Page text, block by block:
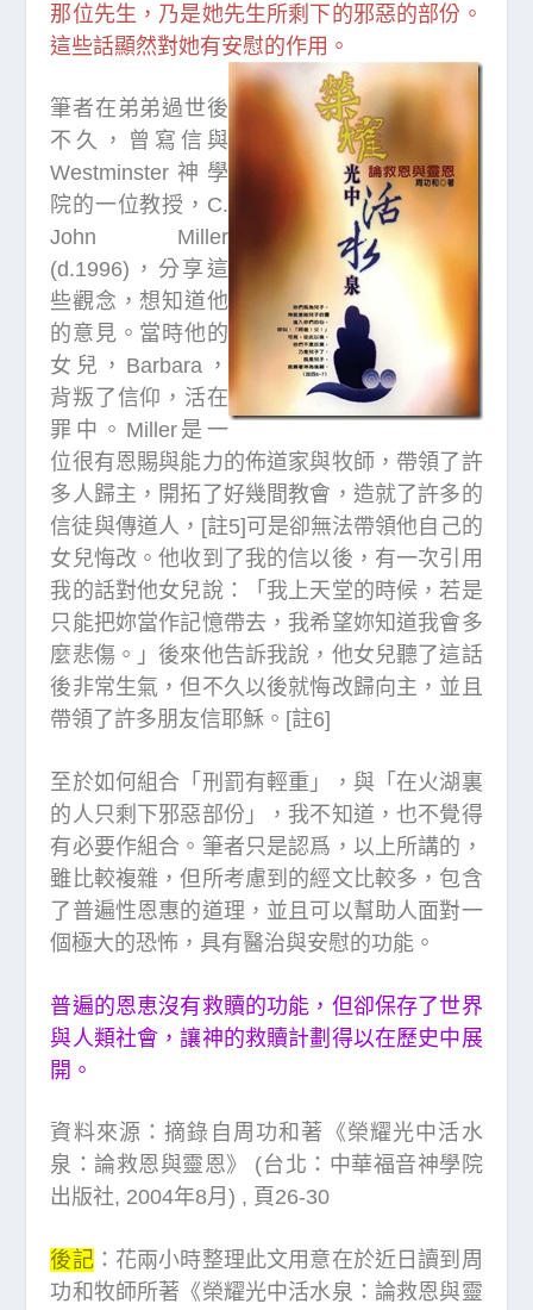
那位先生，乃是她先生所剩下的邪惡的部份。
這些話顯然對她有安慰的作用。
筆者在弟弟過世後
不久，曾寫信與
Westminster神學
院的一位教授，C.
John Miller
(d.1996)，分享這
些觀念，想知道他
的意見。當時他的
女兒，Barbara，
背叛了信仰，活在
罪中。Miller是一
位很有恩賜與能力的佈道家與牧師，帶領了許
多人歸主，開拓了好幾間教會，造就了許多的
信徒與傳道人，[註5]可是卻無法帶領他自己的
女兒悔改。他收到了我的信以後，有一次引用
我的話對他女兒說：「我上天堂的時候，若是
只能把妳當作記憶帶去，我希望妳知道我會多
麼悲傷。」後來他告訴我說，他女兒聽了這話
後非常生氣，但不久以後就悔改歸向主，並且
帶領了許多朋友信耶穌。[註6]
至於如何組合「刑罰有輕重」，與「在火湖裏
的人只剩下邪惡部份」，我不知道，也不覺得
有必要作組合。筆者只是認爲，以上所講的，
雖比較複雜，但所考慮到的經文比較多，包含
了普遍性恩惠的道理，並且可以幫助人面對一
個極大的恐怖，具有醫治與安慰的功能。
普遍的恩恵沒有救贖的功能，但卻保存了世界
與人類社會，讓神的救贖計劃得以在歷史中展
開。
資料來源：摘錄自周功和著《榮耀光中活水
泉：論救恩與靈恩》 (台北：中華福音神學院
出版社, 2004年8月) , 頁26-30
後記 ：花兩小時整理此文用意在於近日讀到周
功和牧師所著《榮耀光中活水泉：論救恩與靈